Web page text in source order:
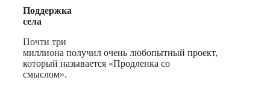
Поддержка
села
Почти три
миллиона получил очень любопытный проект,
который называется «Продленка со
смыслом».